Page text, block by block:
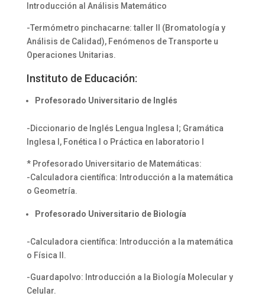
Introducción al Análisis Matemático
-Termómetro pinchacarne: taller II (Bromatología y
Análisis de Calidad), Fenómenos de Transporte u
Operaciones Unitarias.
Instituto de Educación:
Profesorado Universitario de Inglés
-Diccionario de Inglés Lengua Inglesa I; Gramática
Inglesa I, Fonética I o Práctica en laboratorio I
* Profesorado Universitario de Matemáticas:
-Calculadora científica: Introducción a la matemática
o Geometría.
Profesorado Universitario de Biología
-Calculadora científica: Introducción a la matemática
o Física II.
-Guardapolvo: Introducción a la Biología Molecular y
Celular.